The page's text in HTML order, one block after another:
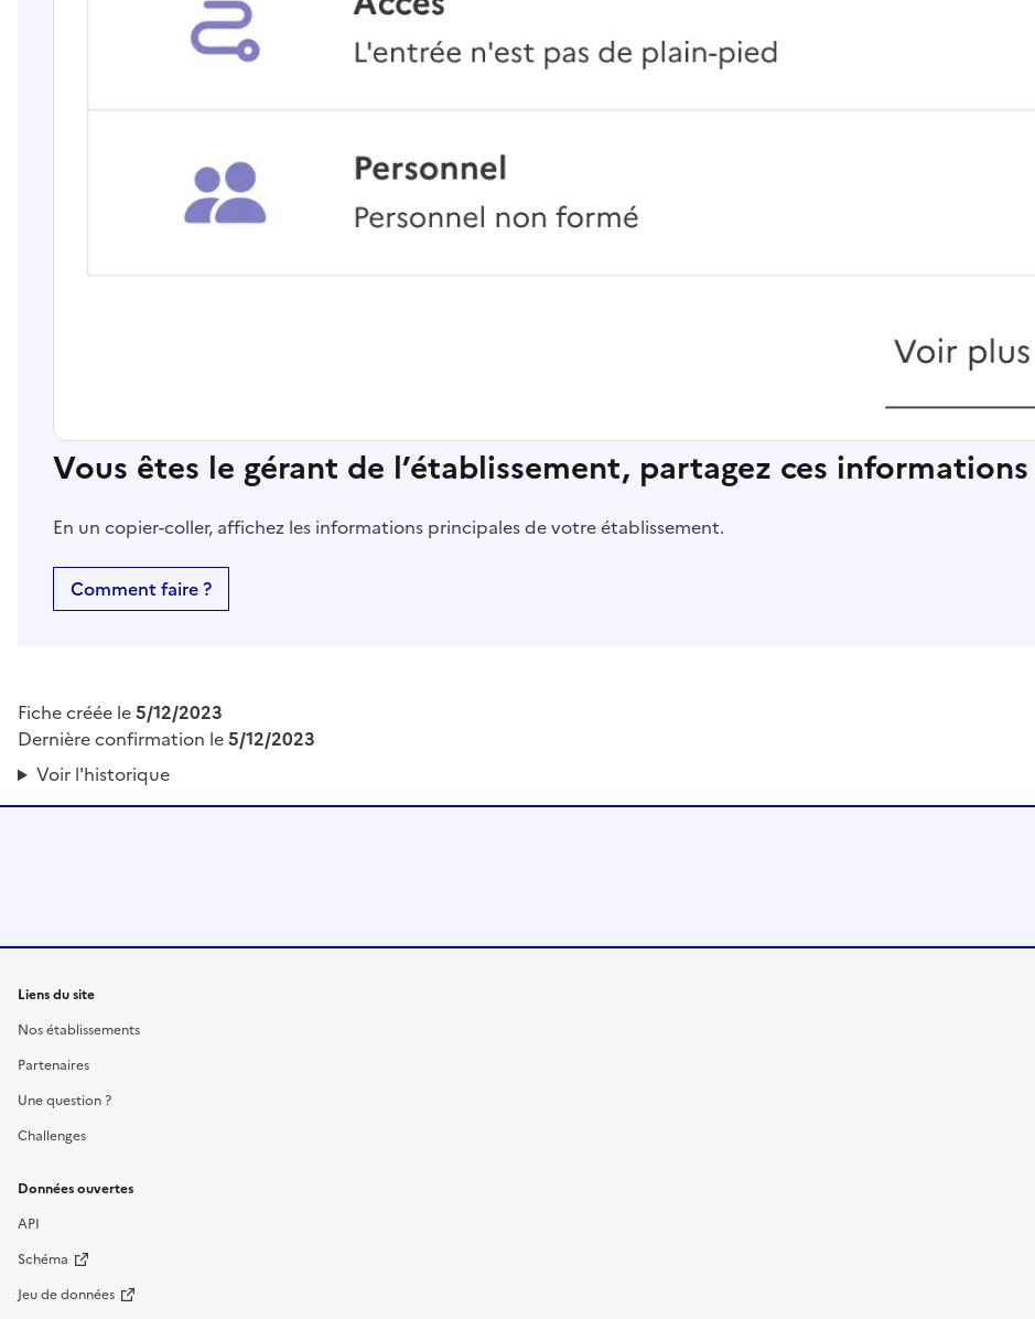
Vous êtes le gérant de l’établissement, partagez ces
En un copier-coller, affichez les informations principales de votre établissement.
Comment faire ?
Fiche créée le5/12/2023
Dernière confirmation le5/12/2023
Voir l'historique
Liens du site
Nos établissements
Partenaires
Une question ?
Challenges
Données ouvertes
API
Schéma
Jeu de données